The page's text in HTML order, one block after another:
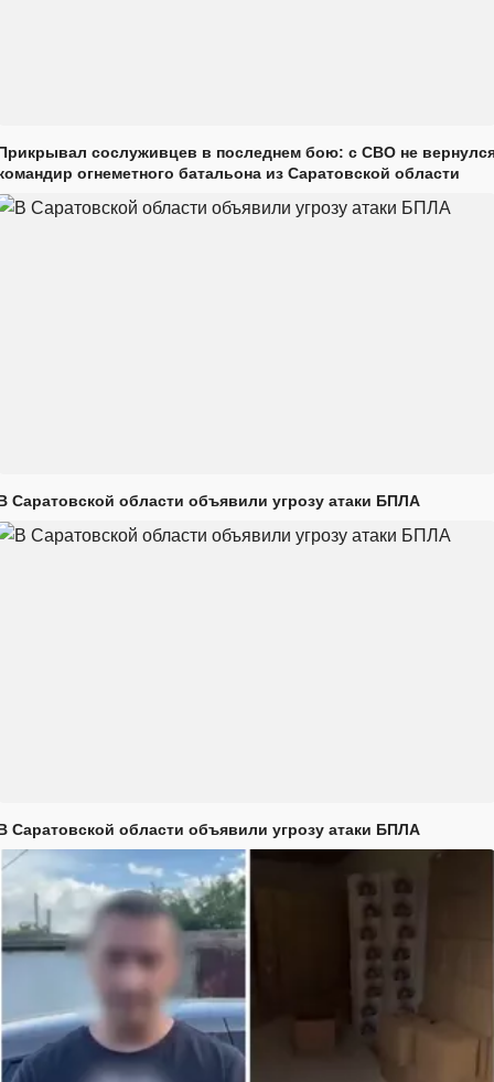
сослуживцев в последнем бою: с СВО не
огнеметного батальона из Саратовской области
Саратовской области объявили угрозу атаки БПЛА
Саратовской области объявили угрозу атаки БПЛА